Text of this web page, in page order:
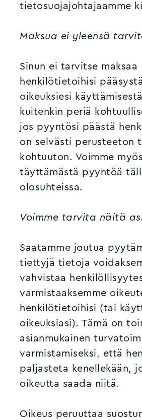
tietosuojajohtajaamme
Maksua ei yleensä
Sinun ei tarvitse maksaa
henkilötietoihisi
oikeuksiesi
kuitenkin periä
jos pyyntösi päästä
on selvästi perusteeton
kohtuuton. Voimme
täyttämästä pyyntöä
olosuhteissa.
Voimme tarvita näitä
Saatamme joutua
tiettyjä tietoja
vahvistaa
varmistaaksemme
henkilötietoihisi (tai
oikeuksiasi). Tämä on
asianmukainen
varmistamiseksi, että
paljasteta kenellekään,
oikeutta saada niitä.
Oikeus peruuttaa